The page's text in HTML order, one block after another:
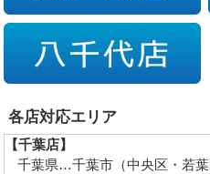
各店対応エリア
【千葉店】
千葉県…千葉市（中央区・若